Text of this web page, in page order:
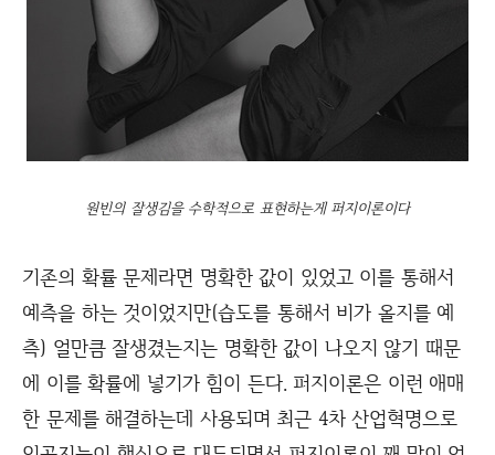
원빈의 잘생김을 수학적으로 표현하는게 퍼지이론이다
기존의 확률 문제라면 명확한 값이 있었고 이를 통해서
예측을 하는 것이었지만(습도를 통해서 비가 올지를 예
측) 얼만큼 잘생겼는지는 명확한 값이 나오지 않기 때문
에 이를 확률에 넣기가 힘이 든다. 퍼지이론은 이런 애매
한 문제를 해결하는데 사용되며 최근 4차 산업혁명으로